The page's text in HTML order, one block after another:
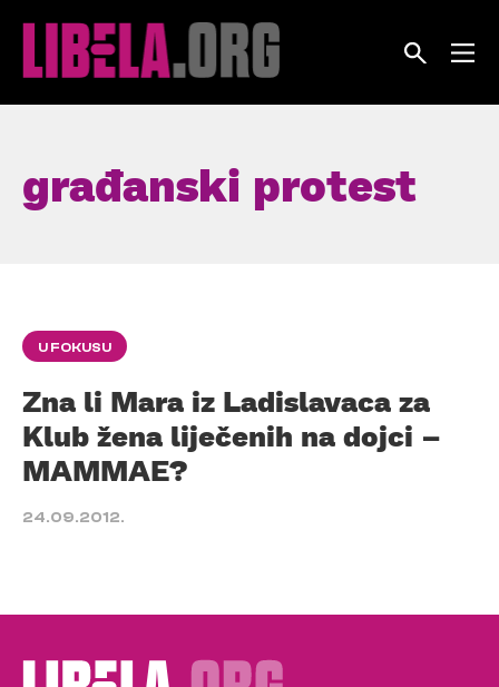
građanski protest
U FOKUSU
Zna li Mara iz Ladislavaca za
Klub žena liječenih na dojci –
MAMMAE?
24.09.2012.